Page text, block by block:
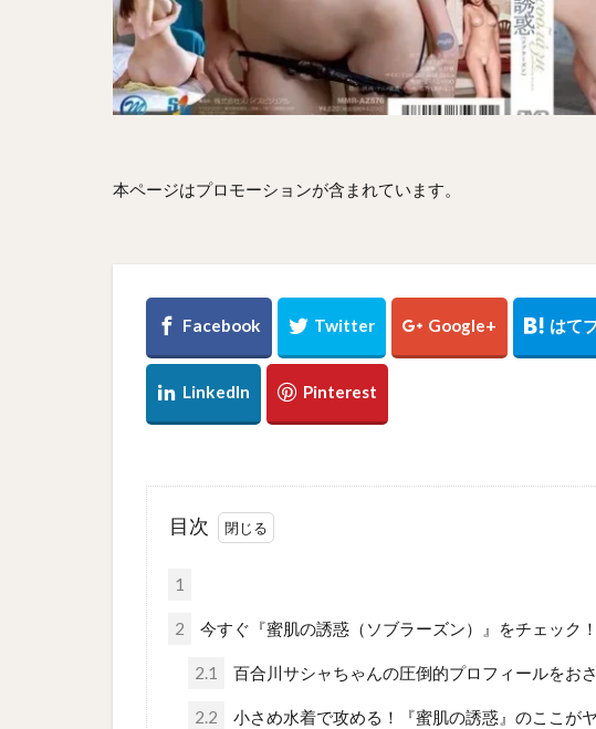
本ページはプロモーションが含まれています。
目次
1
2 今すぐ『蜜肌の誘惑（ソブラーズン）』をチェック！
2.1 百合川サシャちゃんの圧倒的プロフィールをお
2.2 小さめ水着で攻める！『蜜肌の誘惑』のここが